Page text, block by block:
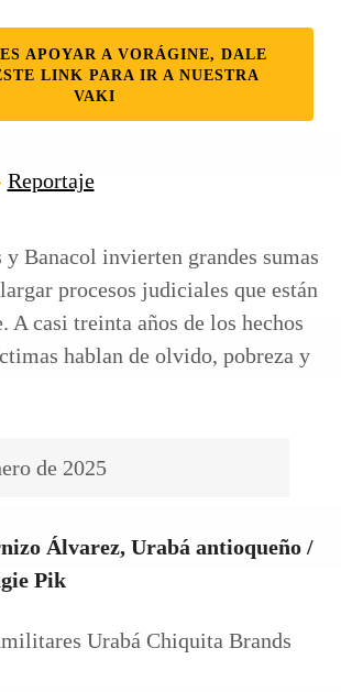
APOYAR A VORÁGINE, DALE
LINK PARA IR A NUESTRA
VAKI
Reportaje
Banacol invierten grandes sumas
procesos judiciales que están
A casi treinta años de los hechos
hablan de olvido, pobreza y
de 2025
Álvarez, Urabá antioqueño/
Pik